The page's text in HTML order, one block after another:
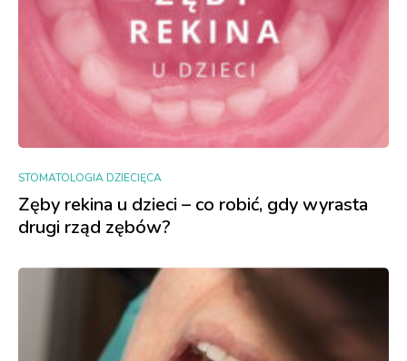
STOMATOLOGIA DZIECIĘCA
Zęby rekina u dzieci – co robić, gdy wyrasta
drugi rząd zębów?